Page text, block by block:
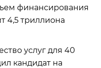
финансирования
4,5 триллиона
услуг для 40
кандидат на